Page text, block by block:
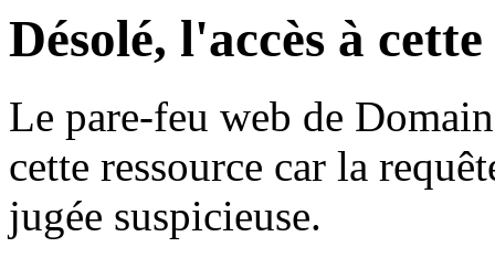
Désolé, l'accès à
Le pare-feu web de
cette ressource car la
jugée suspicieuse.